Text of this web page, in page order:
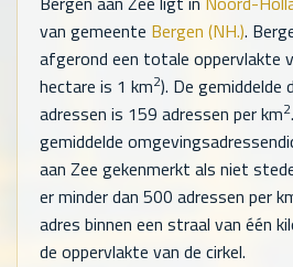
van gemeente Bergen (NH.).
afgerond een totale oppervlakte
hectare is 1 km2). De gemiddelde
adressen is 159 adressen per km2
gemiddelde
aan Zee gekenmerkt als niet
er minder dan 500 adressen per
adres binnen een straal van één
de oppervlakte van de cirkel.